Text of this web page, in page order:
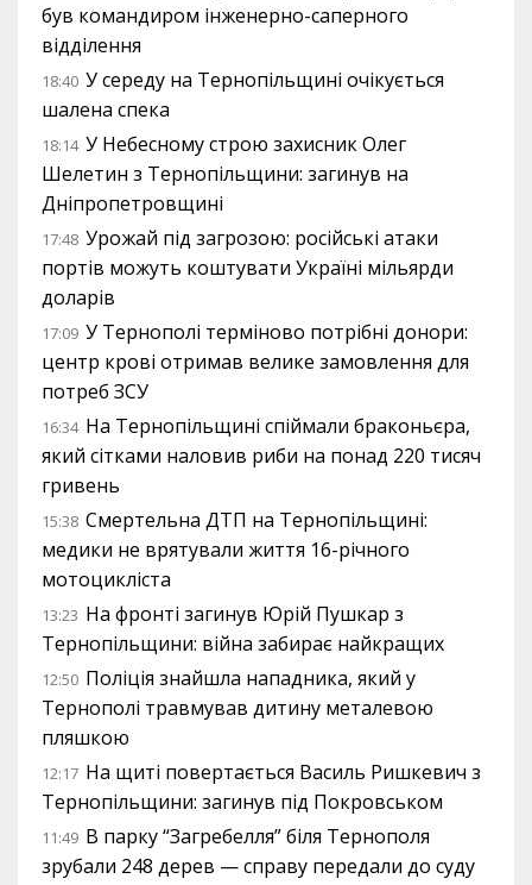
був командиром інженерно-саперного
відділення
18:40 У середу на Тернопільщині очікується
шалена спека
18:14 У Небесному строю захисник Олег
Шелетин з Тернопільщини: загинув на
Дніпропетровщині
17:48 Урожай під загрозою: російські атаки
портів можуть коштувати Україні мільярди
доларів
17:09 У Тернополі терміново потрібні донори:
центр крові отримав велике замовлення для
потреб ЗСУ
16:34 На Тернопільщині спіймали браконьєра,
який сітками наловив риби на понад 220 тисяч
гривень
15:38 Смертельна ДТП на Тернопільщині:
медики не врятували життя 16-річного
мотоцикліста
13:23 На фронті загинув Юрій Пушкар з
Тернопільщини: війна забирає найкращих
12:50 Поліція знайшла нападника, який у
Тернополі травмував дитину металевою
пляшкою
12:17 На щиті повертається Василь Ришкевич з
Тернопільщини: загинув під Покровськом
11:49 В парку “Загребелля” біля Тернополя
зрубали 248 дерев — справу передали до суду